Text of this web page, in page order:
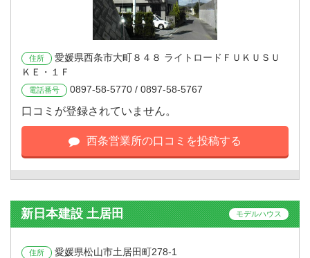
住所
愛媛県西条市大町８４８ ライトロードＦＵＫＵＳＵ
ＫＥ・１Ｆ
電話番号 0897-58-5770 / 0897-58-5767
口コミが登録されていません。
西条営業所の口コミを投稿する
新日本建設 土居田 モデルハウス
住所 愛媛県松山市土居田町278-1